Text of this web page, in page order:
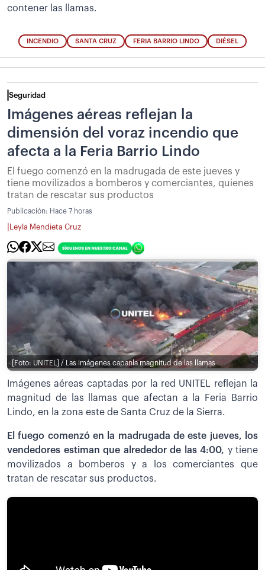
contener las llamas.
INCENDIO SANTA CRUZ FERIA BARRIO LINDO DIÉSEL
Seguridad
Imágenes aéreas reflejan la
dimensión del voraz incendio que
afecta a la Feria Barrio Lindo
El fuego comenzó en la madrugada de este jueves y
tiene movilizados a bomberos y comerciantes, quienes
tratan de rescatar sus productos
Publicación: Hace 7 horas
Leyla Mendieta Cruz
[Foto: UNITEL] / Las imágenes capanla magnitud de las llamas
Imágenes aéreas captadas por la red UNITEL reflejan la
magnitud de las llamas que afectan a la Feria Barrio
Lindo, en la zona este de Santa Cruz de la Sierra.
El fuego comenzó en la madrugada de este jueves, los
vendedores estiman que alrededor de las 4:00, y tiene
movilizados a bomberos y a los comerciantes que
tratan de rescatar sus productos.